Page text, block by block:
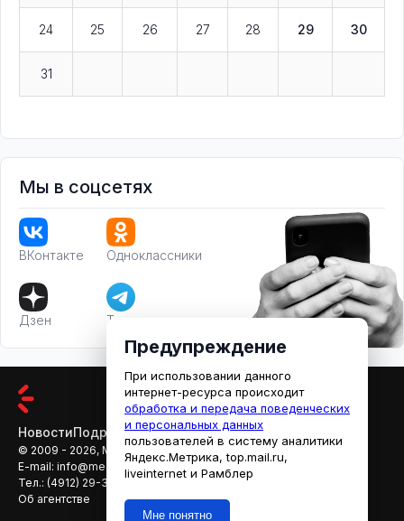
24 25 26 27 28 29 30
31
Мы в соцсетях
ВКонтакте Одноклассники
Дзен Телеграм
НовостиПодробностиАфишаКино
© 2009 - 2026, МЕДИАРЯЗАНЬ
E-mail: info@mediaryazan.ru,reklama@mediaryazan.ru
Тел.: (4912) 29-33-66
Об агентстве
Предупреждение
При использовании данного
интернет-ресурса происходит
обработка и передача поведенческих
и персональных данных
пользователей в систему аналитики
Яндекс.Метрика, top.mail.ru,
liveinternet и Рамблер
Мне понятно